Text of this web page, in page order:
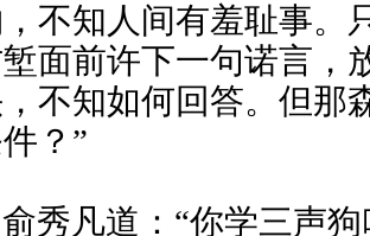
不知人间有羞耻事。
面前许下一句诺言，
不知如何回答。但那
？”
秀凡道：“你学三声狗